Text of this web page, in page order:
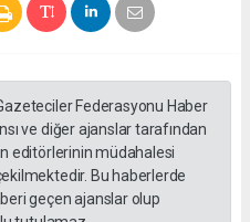
Federasyonu Haber
ve diğer ajanslar tarafından
editörlerinin müdahalesi
Bu haberlerde
geçen ajanslar olup